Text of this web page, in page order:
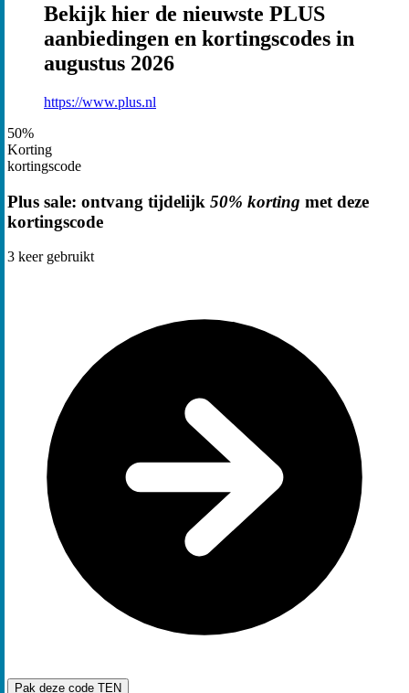
Bekijk hier de nieuwste PLUS
aanbiedingen en kortingscodes in
augustus 2026
https://www.plus.nl
50%
Korting
kortingscode
Plus sale: ontvang tijdelijk 50% korting met deze
kortingscode
3 keer gebruikt
Pak deze code TEN